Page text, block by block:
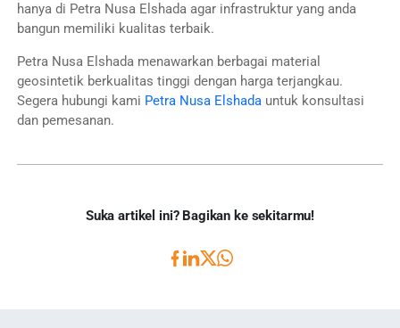
hanya di Petra Nusa Elshada agar infrastruktur yang anda
bangun memiliki kualitas terbaik.
Petra Nusa Elshada menawarkan berbagai material
geosintetik berkualitas tinggi dengan harga terjangkau.
Segera hubungi kami Petra Nusa Elshadauntuk konsultasi
dan pemesanan.
Suka artikel ini? Bagikan ke sekitarmu!